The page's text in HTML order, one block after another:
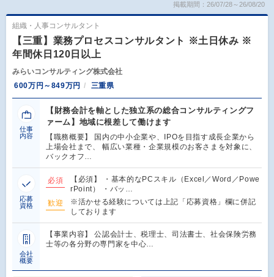
掲載期間：26/07/28～26/08/20
組織・人事コンサルタント
【三重】業務プロセスコンサルタント ※土日休み ※
年間休日120日以上
みらいコンサルティング株式会社
600万円～849万円
三重県
仕事
内容
【財務会計を軸とした独立系の総合コンサルティングフ
ァーム】地域に根差して働けます
【職務概要】 国内の中小企業や、IPOを目指す成長企業から
上場会社まで、 幅広い業種・企業規模のお客さまを対象に、
バックオフ…
応募
資格
必須
【必須】 ・基本的なPCスキル（Excel／Word／Powe
rPoint） ・バッ…
歓迎
※活かせる経験については上記「応募資格」欄に併記
しております
会社
概要
【事業内容】 公認会計士、税理士、司法書士、社会保険労務
士等の各分野の専門家を中心…